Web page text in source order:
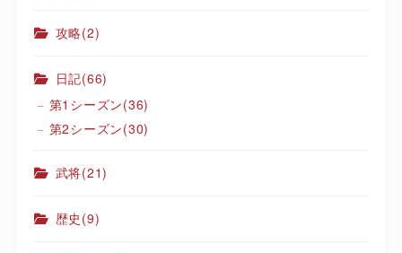
攻略(2)
日記(66)
第1シーズン(36)
第2シーズン(30)
武将(21)
歴史 (9)